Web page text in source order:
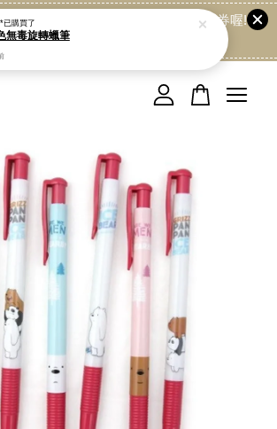
得加LINE:@dede168 領取專屬折扣券喔!
點我
購物車目前還是空的。
已購買了
無毒旋轉蠟筆